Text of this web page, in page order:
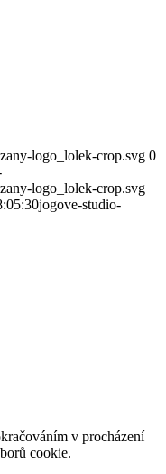
logo_lolek-crop.svg 0
logo_lolek-crop.svg
jogove-studio-
v procházení
cookie.